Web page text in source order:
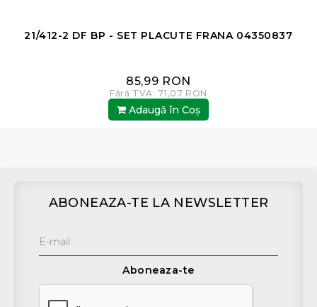
21/412-2 DF BP - SET PLACUTE FRANA 04350837
85,99 RON
Fără TVA: 71,07 RON
Adaugă în Coş
ABONEAZA-TE LA NEWSLETTER
Aboneaza-te